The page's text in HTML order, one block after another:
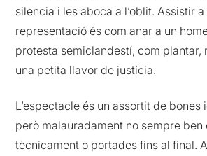
silencia i les aboca a l’oblit. Assistir
representació és com anar a un
protesta semiclandestí, com plantar,
una petita llavor de justícia.
L’espectacle és un assortit de bones
però malauradament no sempre ben
tècnicament o portades fins al final.